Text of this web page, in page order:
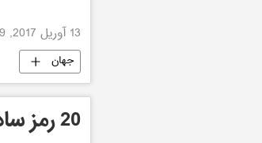
13 آوریل 2017, 22:09
جهان
20 رمز ساده لاغری